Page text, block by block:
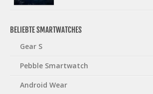
BELIEBTE SMARTWATCHES
Gear S
Pebble Smartwatch
Android Wear